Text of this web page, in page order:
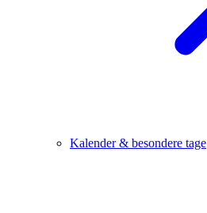
Kalender & besondere tage